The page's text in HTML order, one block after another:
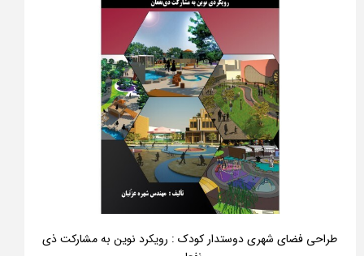
طراحی فضای شهری دوستدار کودک : رویکرد نوین به مشارکت ذی